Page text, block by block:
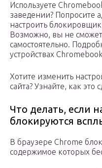
Используете
заведении? Попросите
настроить
Возможно, вы не
самостоятельно.
устройствах
Хотите изменить
сайта? Узнайте, как это
Что делать, если
блокируются
В браузере Chrome
содержимое которых